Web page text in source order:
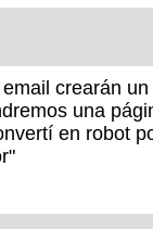
crearán
una
en robot